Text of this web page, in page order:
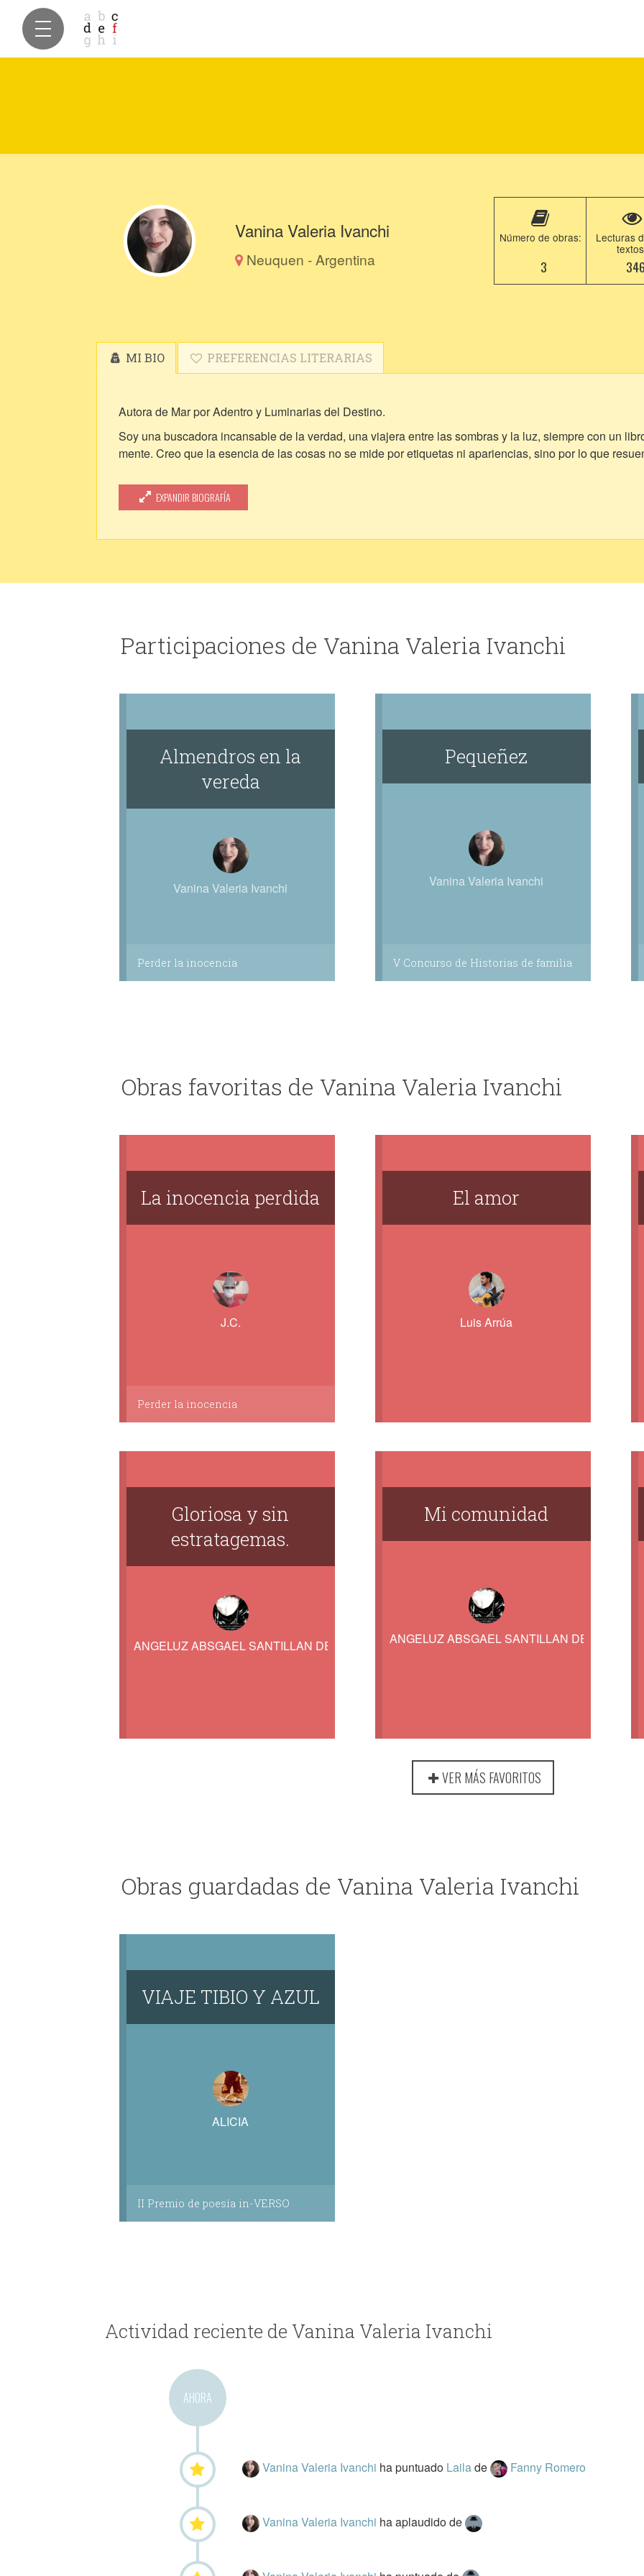
Vanina Valeria Ivanchi
Neuquen - Argentina
Número de obras:
3
Lecturas
MI BIO PREFERENCIAS LITERARIAS
Autora de Mar por Adentro y Luminarias del Destino.
Soy una buscadora incansable de la verdad, una viajera entre las sombras y la luz, siempre con un
mente. Creo que la esencia de las cosas no se mide por etiquetas ni apariencias, sino por lo que
perdernos para volver a encontrarnos.
EXPANDIR BIOGRAFÍA
Participaciones de Vanina Valeria Ivanchi
Almendros en la
vereda
Vanina Valeria Ivanchi
Perder la inocencia
Pequeñez
Vanina Valeria Ivanchi
V Concurso de Historias de familia
Obras favoritas de Vanina Valeria Ivanchi
La inocencia perdida
J.C.
Perder la inocencia
El amor
Luis Arrúa
Gloriosa y sin
estratagemas.
ANGELUZ ABSGAEL SANTILLAN DE LA MARK
Mi comunidad
ANGELUZ ABSGAEL SANTILLAN DE LA MARK
VER MÁS FAVORITOS
Obras guardadas de Vanina Valeria Ivanchi
VIAJE TIBIO Y AZUL
ALICIA
II Premio de poesía in-VERSO
Actividad reciente de Vanina Valeria Ivanchi
AHORA
Vanina Valeria Ivanchi ha puntuado Lailade Fanny Romero
Vanina Valeria Ivanchi ha aplaudidode